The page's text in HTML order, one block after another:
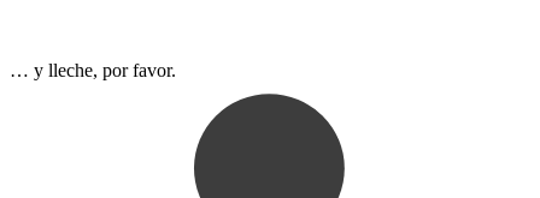
… y lleche, por favor.